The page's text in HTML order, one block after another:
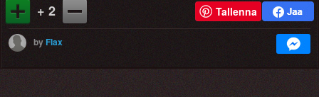
+ 2 Tallenna
byFlax